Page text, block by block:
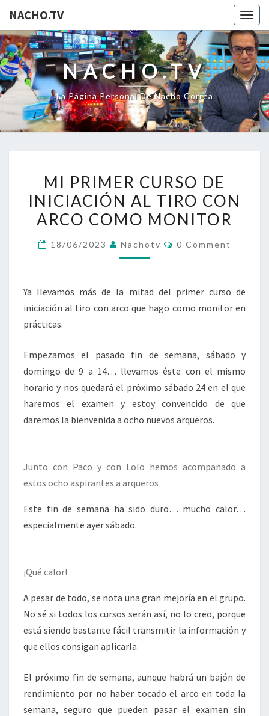
NACHO.TV
NACHO.TV
La Página Personal De Nacho Correa
PRIMER
CURSO
DE
AL
ARCO
COMO
MI PRIMER CURSO DE
INICIACIÓN AL TIRO CON
ARCO COMO MONITOR
18/06/2023 Nachotv Comments
0 Comment
Ya llevamos más de la mitad del primer curso de
iniciación al tiro con arco que hago como monitor en
prácticas.
Empezamos el pasado fin de semana, sábado y
domingo de 9 a 14… llevamos éste con el mismo
horario y nos quedará el próximo sábado 24 en el que
haremos el examen y estoy convencido de que
daremos la bienvenida a ocho nuevos arqueros.
Junto con Paco y con Lolo hemos acompañado a
estos ocho aspirantes a arqueros
Este fin de semana ha sido duro… mucho calor…
especialmente ayer sábado.
¡Qué calor!
A pesar de todo, se nota una gran mejoría en el grupo.
No sé si todos los cursos serán así, no lo creo, porque
está siendo bastante fácil transmitir la información y
que ellos consigan aplicarla.
El próximo fin de semana, aunque habrá un bajón de
rendimiento por no haber tocado el arco en toda la
semana, seguro que pueden pasar el examen sin